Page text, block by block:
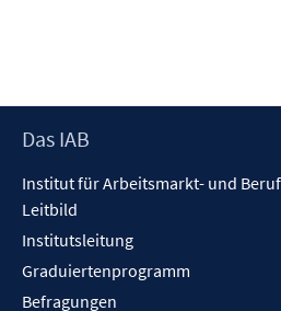
Footer
Das IAB
Institut für Arbeitsmarkt- und
Leitbild
Institutsleitung
Graduiertenprogramm
Befragungen